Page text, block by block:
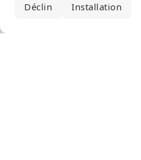
Déclin Installation